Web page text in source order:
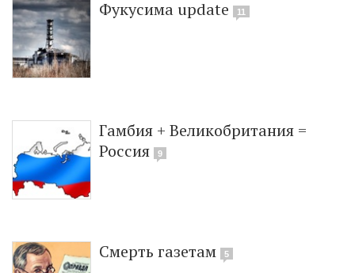
Фукусима update 11
Гамбия + Великобритания =
Россия
9
Смерть газетам 5